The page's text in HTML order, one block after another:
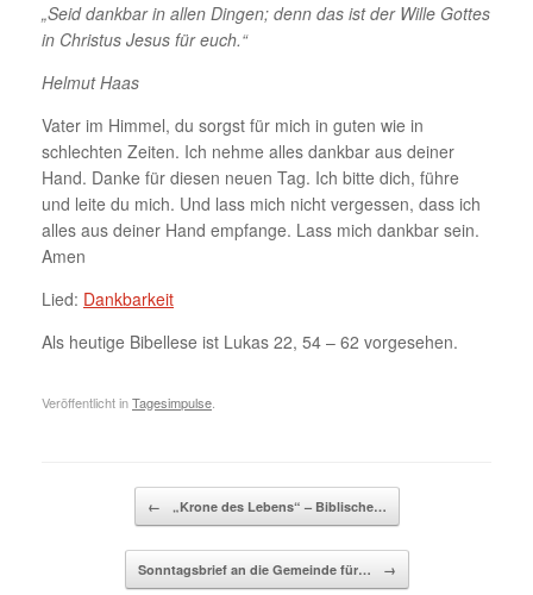
„Seid dankbar in allen Dingen; denn das ist der Wille Gottes
in Christus Jesus für euch.“
Helmut Haas
Vater im Himmel, du sorgst für mich in guten wie in
schlechten Zeiten. Ich nehme alles dankbar aus deiner
Hand. Danke für diesen neuen Tag. Ich bitte dich, führe
und leite du mich. Und lass mich nicht vergessen, dass ich
alles aus deiner Hand empfange. Lass mich dankbar sein.
Amen
Lied: Dankbarkeit
Als heutige Bibellese ist Lukas 22, 54 – 62 vorgesehen.
Veröffentlicht inTagesimpulse
← „Krone des Lebens“ – Biblische…
Sonntagsbrief an die Gemeinde für… →